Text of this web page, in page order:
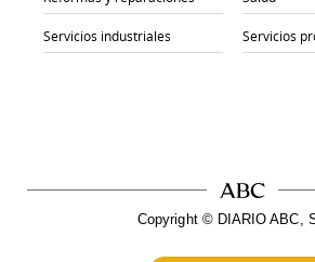
Servicios industriales Servicios
Copyright © DIARIO ABC,